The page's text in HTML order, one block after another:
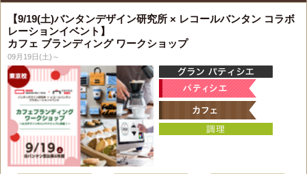
【9/19(土)バンタンデザイン研究所 × レコールバンタン コラボ
レーションイベント】
カフェ ブランディング ワークショップ
09月19日(土)～